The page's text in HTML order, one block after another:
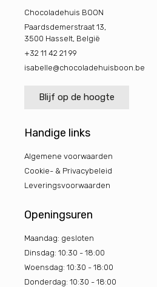
Chocoladehuis BOON
Paardsdemerstraat 13,
3500 Hasselt, België
+32 11 42 21 99
isabelle@chocoladehuisboon.be
Blijf op de hoogte
Handige links
Algemene voorwaarden
Cookie- & Privacybeleid
Leveringsvoorwaarden
Openingsuren
Maandag: gesloten
Dinsdag: 10:30 - 18:00
Woensdag: 10:30 - 18:00
Donderdag: 10:30 - 18:00